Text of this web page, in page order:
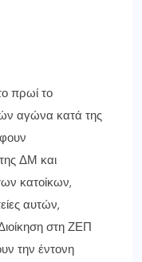
πρωί το
αγώνα κατά της
ΔΜ και
κατοίκων,
αυτών,
στη ΖΕΠ
την έντονη